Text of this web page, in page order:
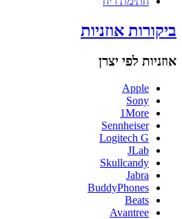
ביקורות אוזניות
אוזניות לפי יצרן
Apple
Sony
1More
Sennheiser
Logitech G
JLab
Skullcandy
Jabra
BuddyPhones
Beats
Avantree